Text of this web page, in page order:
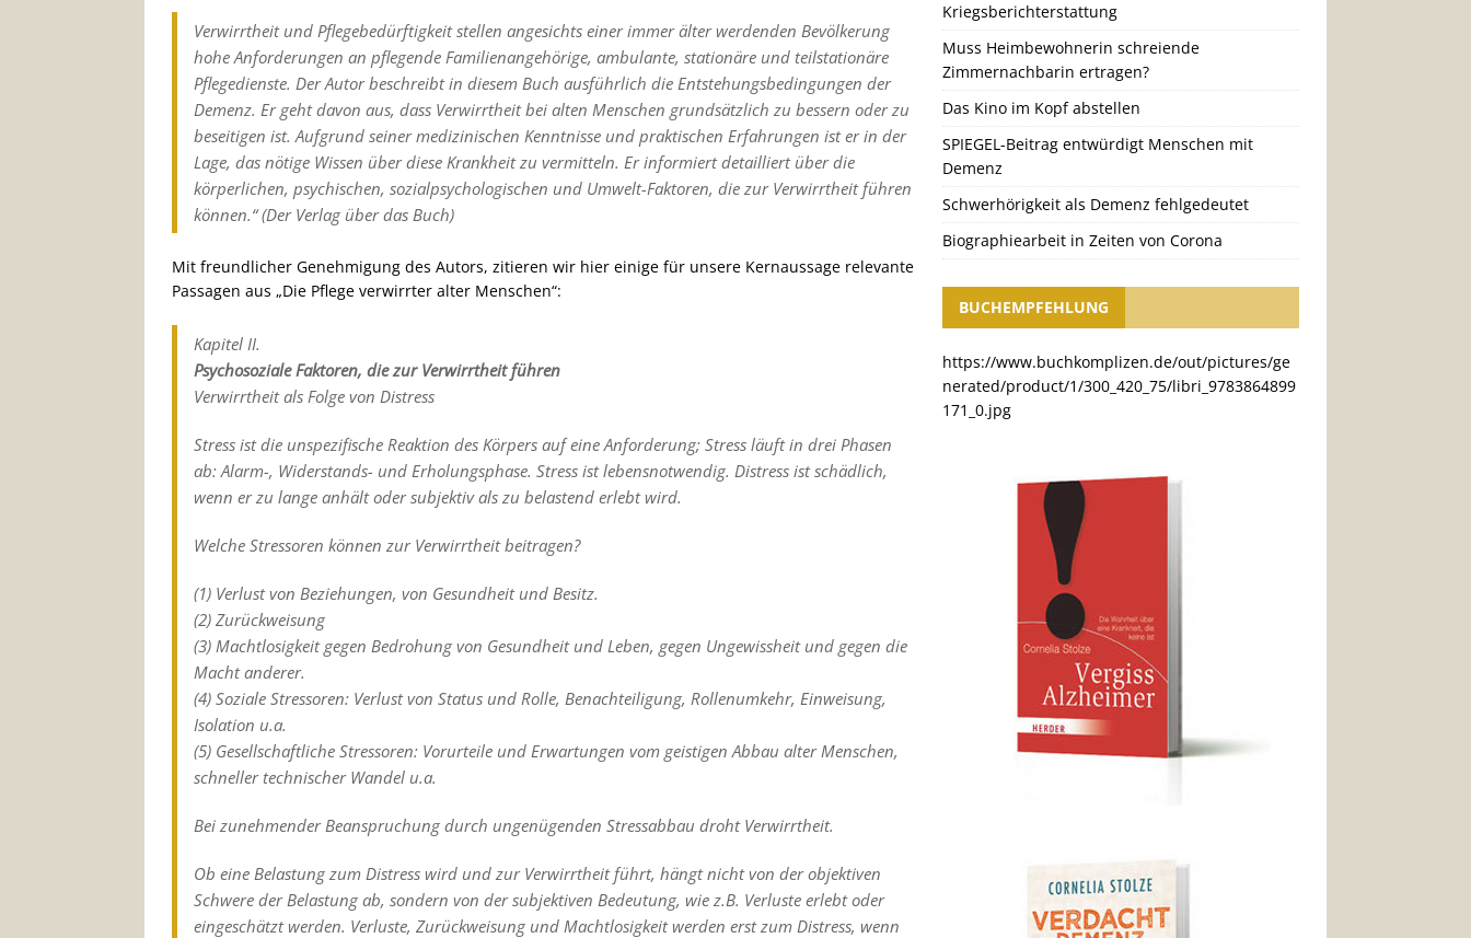
Verwirrtheit und Pflegebedürftigkeit stellen angesichts einer immer älter werdenden Bevölkerung
hohe Anforderungen an pflegende Familienangehörige, ambulante, stationäre und teilstationäre
Pflegedienste. Der Autor beschreibt in diesem Buch ausführlich die Entstehungsbedingungen der
Demenz. Er geht davon aus, dass Verwirrtheit bei alten Menschen grundsätzlich zu bessern oder zu
beseitigen ist. Aufgrund seiner medizinischen Kenntnisse und praktischen Erfahrungen ist er in der
Lage, das nötige Wissen über diese Krankheit zu vermitteln. Er informiert detailliert über die
körperlichen, psychischen, sozialpsychologischen und Umwelt-Faktoren, die zur Verwirrtheit führen
können.“ (Der Verlag über das Buch)
Mit freundlicher Genehmigung des Autors, zitieren wir hier einige für unsere Kernaussage relevante
Passagen aus „Die Pflege verwirrter alter Menschen“:
Kapitel II.
Psychosoziale Faktoren, die zur Verwirrtheit führen
Verwirrtheit als Folge von Distress
Stress ist die unspezifische Reaktion des Körpers auf eine Anforderung; Stress läuft in drei Phasen
ab: Alarm-, Widerstands- und Erholungsphase. Stress ist lebensnotwendig. Distress ist schädlich,
wenn er zu lange anhält oder subjektiv als zu belastend erlebt wird.
Welche Stressoren können zur Verwirrtheit beitragen?
(1) Verlust von Beziehungen, von Gesundheit und Besitz.
(2) Zurückweisung
(3) Machtlosigkeit gegen Bedrohung von Gesundheit und Leben, gegen Ungewissheit und gegen die
Macht anderer.
(4) Soziale Stressoren: Verlust von Status und Rolle, Benachteiligung, Rollenumkehr, Einweisung,
Isolation u.a.
(5) Gesellschaftliche Stressoren: Vorurteile und Erwartungen vom geistigen Abbau alter Menschen,
schneller technischer Wandel u.a.
Bei zunehmender Beanspruchung durch ungenügenden Stressabbau droht Verwirrtheit.
Ob eine Belastung zum Distress wird und zur Verwirrtheit führt, hängt nicht von der objektiven
Schwere der Belastung ab, sondern von der subjektiven Bedeutung, wie z.B. Verluste erlebt oder
eingeschätzt werden. Verluste, Zurückweisung und Machtlosigkeit werden erst zum Distress, wenn
Kriegsberichterstattung
Muss Heimbewohnerin schreiende
Zimmernachbarin ertragen?
Das Kino im Kopf abstellen
SPIEGEL-Beitrag entwürdigt Menschen mit
Demenz
Schwerhörigkeit als Demenz fehlgedeutet
Biographiearbeit in Zeiten von Corona
BUCHEMPFEHLUNG
https://www.buchkomplizen.de/out/pictures/ge
nerated/product/1/300_420_75/libri_9783864899
171_0.jpg